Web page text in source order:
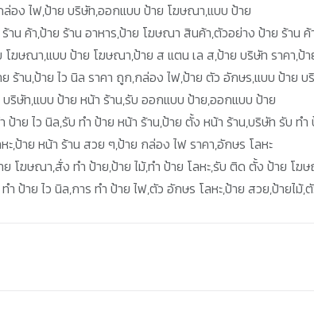
อง ไฟ,ป้าย บริษัท,ออกแบบ ป้าย โฆษณา,แบบ ป้าย
น ค้า,ป้าย ร้าน อาหาร,ป้าย โฆษณา สินค้า,ตัวอย่าง ป้าย ร้าน ค้
โฆษณา,แบบ ป้าย โฆษณา,ป้าย ส แตน เล ส,ป้าย บริษัท ราคา,ป้า
ร้าน,ป้าย ไว นิล ราคา ถูก,กล่อง ไฟ,ป้าย ตัว อักษร,แบบ ป้าย บ
ริษัท,แบบ ป้าย หน้า ร้าน,รับ ออกแบบ ป้าย,ออกแบบ ป้าย
ป้าย ไว นิล,รับ ทำ ป้าย หน้า ร้าน,ป้าย ตั้ง หน้า ร้าน,บริษัท รับ ท
,ป้าย หน้า ร้าน สวย ๆ,ป้าย กล่อง ไฟ ราคา,อักษร โลหะ
โฆษณา,สั่ง ทำ ป้าย,ป้าย ไม้,ทำ ป้าย โลหะ,รับ ติด ตั้ง ป้าย โฆ
ป้าย ไว นิล,การ ทํา ป้าย ไฟ,ตัว อักษร โลหะ,ป้าย สวย,ป้ายไม้,